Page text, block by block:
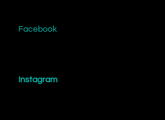
Facebook
Instagram